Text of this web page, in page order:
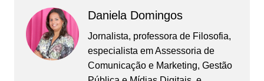
Daniela Domingos
Jornalista, professora de Filosofia,
especialista em Assessoria de
Comunicação e Marketing, Gestão